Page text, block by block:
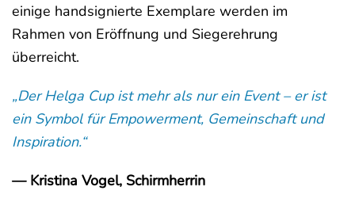
einige handsignierte Exemplare werden im
Rahmen von Eröffnung und Siegerehrung
überreicht.
„Der Helga Cup ist mehr als nur ein Event – er ist
ein Symbol für Empowerment, Gemeinschaft und
Inspiration.“
— Kristina Vogel, Schirmherrin